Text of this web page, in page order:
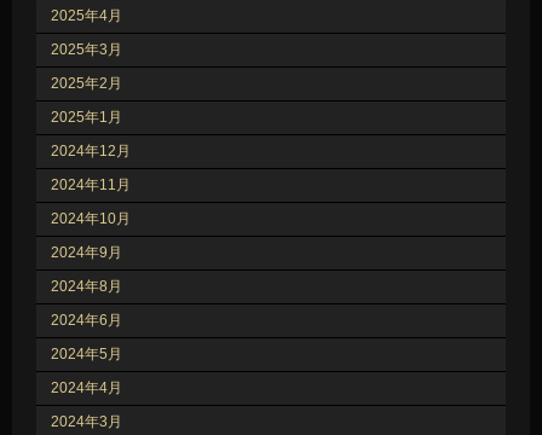
2025年4月
2025年3月
2025年2月
2025年1月
2024年12月
2024年11月
2024年10月
2024年9月
2024年8月
2024年6月
2024年5月
2024年4月
2024年3月